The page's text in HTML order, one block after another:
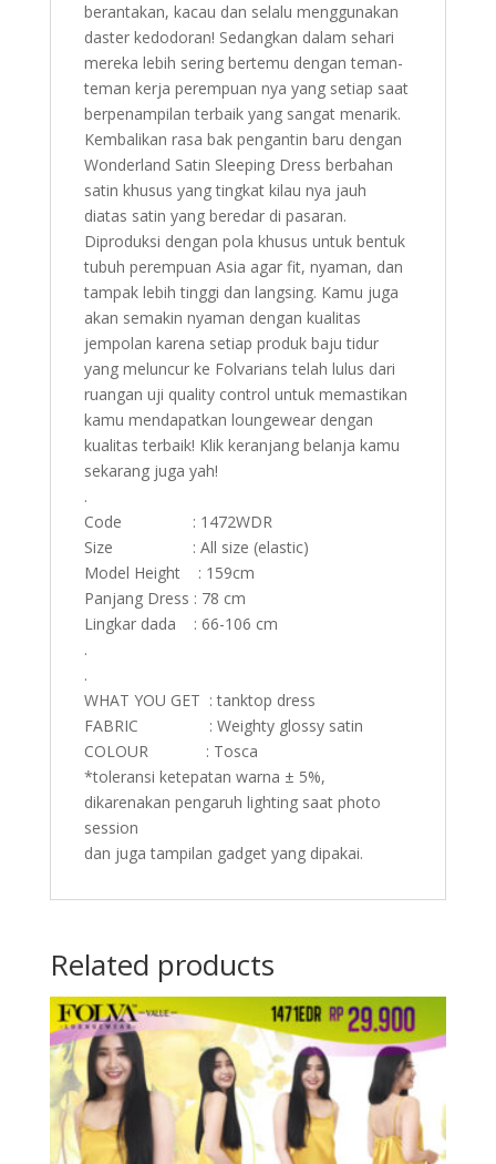
berantakan, kacau dan selalu menggunakan
daster kedodoran! Sedangkan dalam sehari
mereka lebih sering bertemu dengan teman-
teman kerja perempuan nya yang setiap saat
berpenampilan terbaik yang sangat menarik.
Kembalikan rasa bak pengantin baru dengan
Wonderland Satin Sleeping Dress berbahan
satin khusus yang tingkat kilau nya jauh
diatas satin yang beredar di pasaran.
Diproduksi dengan pola khusus untuk bentuk
tubuh perempuan Asia agar fit, nyaman, dan
tampak lebih tinggi dan langsing. Kamu juga
akan semakin nyaman dengan kualitas
jempolan karena setiap produk baju tidur
yang meluncur ke Folvarians telah lulus dari
ruangan uji quality control untuk memastikan
kamu mendapatkan loungewear dengan
kualitas terbaik! Klik keranjang belanja kamu
sekarang juga yah!
.
Code : 1472WDR
Size : All size (elastic)
Model Height : 159cm
Panjang Dress : 78 cm
Lingkar dada : 66-106 cm
.
.
WHAT YOU GET : tanktop dress
FABRIC : Weighty glossy satin
COLOUR : Tosca
*toleransi ketepatan warna ± 5%,
dikarenakan pengaruh lighting saat photo
session
dan juga tampilan gadget yang dipakai.
Related products